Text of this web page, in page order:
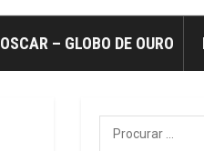
OSCAR – GLOBO DE OURO